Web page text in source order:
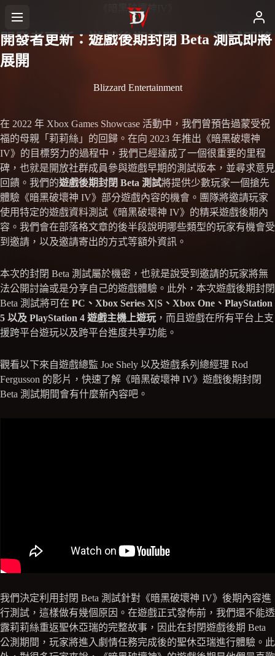
《暗黑破壞神IV》
開發者更新：遊戲後期封閉 Beta 測試即將
展開
Blizzard Entertainment
在 2022 年 Xbox Games Showcase 活動中，我們曾預告過蒙受祝
福的母親「莉莉絲」的回歸。在向 2023 年推出《暗黑破壞神
IV》的目標努力的過程中，我們已經達成了一個很重要的里程
碑，也就是開放社群成員參與遊戲早期的測試版本，並尋求意見
回饋。我們的遊戲後期封閉 Beta 測試將提供少數玩家一個搶先
體驗《暗黑破壞神 IV》部分遊戲內容的機會。團隊將邀請玩家
使用特定的遊戲資料測試《暗黑破壞神 IV》的精采遊戲後期內
容。我們會在部落格文章的後半段說明哪些類型的玩家有機會受
到邀請，以及邀請寄出的方式等額外資訊。
本次的封閉 Beta 測試屬於機密，也就是說受到邀請的玩家將無
法公開討論或是分享自己的遊戲體驗。此外，本次遊戲後期封閉
Beta 測試將可在 PC、Xbox Series X|S、Xbox One、PlayStation
5 以及 PlayStation 4 遊戲主機上遊玩，而且遊戲在所有平台上支
援跨平台遊玩以及跨平台進度共享功能。
觀看以下來自遊戲總監 Joe Shely 以及遊戲系列總經理 Rod
Fergusson 的影片，快速了解《暗黑破壞神 IV》遊戲後期封閉
Beta 測試期間會有什麼新內容吧。
我們決定利用封閉 Beta 測試針對《暗黑破壞神 IV》後期內容進
行測試，這樣做有幾個原因。在遊戲正式發佈前，我們還不能透
露莉莉絲重返聖休亞瑞的完整故事，因此在封閉遊戲後期 Beta
公測期間，玩家將進入劇情任務完成後的聖休亞瑞進行體驗。此